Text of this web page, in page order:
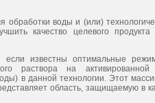
обработки воды и (или)
качество целевого продукта
известны оптимальные
раствора на
в данной технологии. Этот
область, защищаемую в